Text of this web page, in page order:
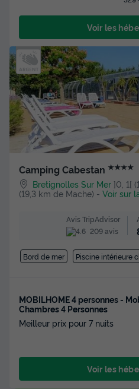
Voir les
Camping Cabestan ★★★★
Bretignolles Sur Mer ]0, 1[
(19,3 km de Mache) - Voir sur
Avis TripAdvisor
209 avis
Bord de mer Piscine intérieure
MOBILHOME 4 personnes -
Chambres 4 Personnes
Meilleur prix pour 7 nuits
Voir les